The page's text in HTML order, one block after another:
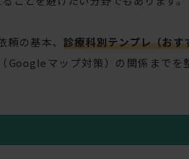
の基本、 診療科別テンプレ（おす
Googleマップ対策）の関係までを